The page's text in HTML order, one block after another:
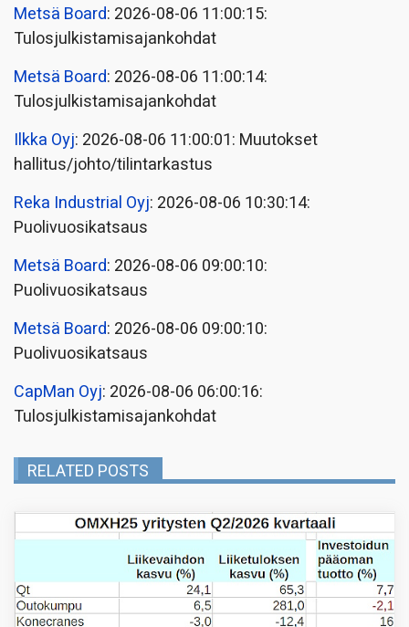
Metsä Board: 2026-08-06 11:00:15:
Tulosjulkistamisajankohdat
Metsä Board: 2026-08-06 11:00:14:
Tulosjulkistamisajankohdat
Ilkka Oyj: 2026-08-06 11:00:01: Muutokset
hallitus/johto/tilintarkastus
Reka Industrial Oyj: 2026-08-06 10:30:14:
Puolivuosikatsaus
Metsä Board: 2026-08-06 09:00:10:
Puolivuosikatsaus
Metsä Board: 2026-08-06 09:00:10:
Puolivuosikatsaus
CapMan Oyj: 2026-08-06 06:00:16:
Tulosjulkistamisajankohdat
RELATED POSTS